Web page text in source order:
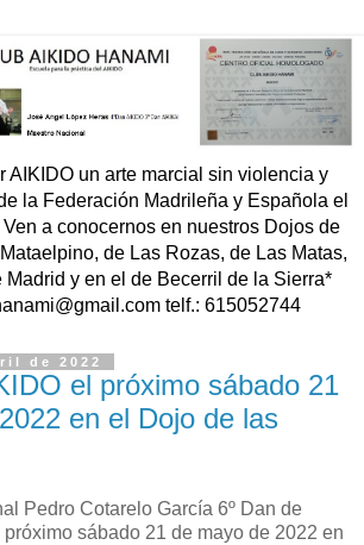
AIKIDO un arte marcial sin violencia y
la Federación Madrileña y Española el
a conocernos en nuestros Dojos de
de Las Rozas, de Las Matas,
Madrid y en el de Becerril de la Sierra*
telf.: 615052744
de 2022
el próximo sábado 21
en el Dojo de las
Pedro Cotarelo García 6º Dan de
sábado 21 de mayo de 2022 en